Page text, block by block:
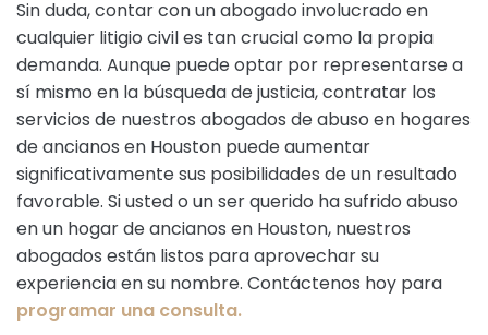
Sin duda, contar con un abogado involucrado en
cualquier litigio civil es tan crucial como la propia
demanda. Aunque puede optar por representarse a
sí mismo en la búsqueda de justicia, contratar los
servicios de nuestros abogados de abuso en hogares
de ancianos en Houston puede aumentar
significativamente sus posibilidades de un resultado
favorable. Si usted o un ser querido ha sufrido abuso
en un hogar de ancianos en Houston, nuestros
abogados están listos para aprovechar su
experiencia en su nombre. Contáctenos hoy para
programar una consulta.